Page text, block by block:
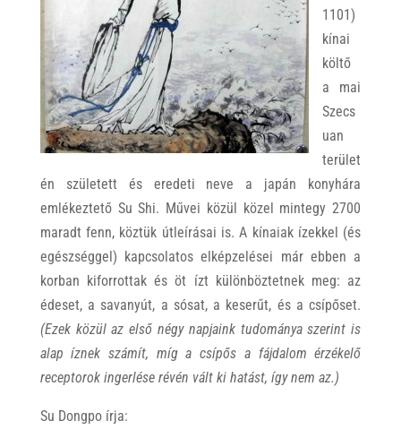
1101)
kínai
költő
a mai
Szecs
uan
terület
én született és eredeti neve a japán konyhára
emlékeztető Su Shi. Művei közül közel mintegy 2700
maradt fenn, köztük útleírásai is. A kínaiak ízekkel (és
egészséggel) kapcsolatos elképzelései már ebben a
korban kiforrottak és öt ízt különböztetnek meg: az
édeset, a savanyút, a sósat, a keserűt, és a csípőset.
(Ezek közül az első négy napjaink tudománya szerint is
alap íznek számít, míg a csípős a fájdalom érzékelő
receptorok ingerlése révén vált ki hatást, így nem az.)
Su Dongpo írja: